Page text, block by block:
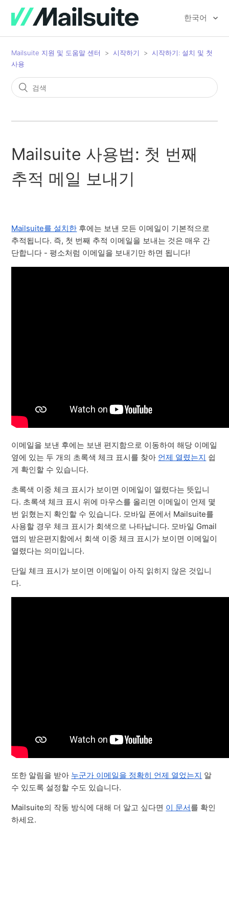
한국어
Mailsuite 지원 및 도움말 센터 시작하기
시작하기: 설치 및 첫
사용
Mailsuite 사용법: 첫 번째
추적 메일 보내기
Mailsuite를 설치한 후에는 보낸 모든 이메일이 기본적으로
추적됩니다. 즉, 첫 번째 추적 이메일을 보내는 것은 매우 간
단합니다 - 평소처럼 이메일을 보내기만 하면 됩니다!
이메일을 보낸 후에는 보낸 편지함으로 이동하여 해당 이메일
옆에 있는 두 개의 초록색 체크 표시를 찾아 언제 열렸는지 쉽
게 확인할 수 있습니다.
초록색 이중 체크 표시가 보이면 이메일이 열렸다는 뜻입니
다. 초록색 체크 표시 위에 마우스를 올리면 이메일이 언제 몇
번 읽혔는지 확인할 수 있습니다. 모바일 폰에서 Mailsuite를
사용할 경우 체크 표시가 회색으로 나타납니다. 모바일 Gmail
앱의 받은편지함에서 회색 이중 체크 표시가 보이면 이메일이
열렸다는 의미입니다.
단일 체크 표시가 보이면 이메일이 아직 읽히지 않은 것입니
다.
또한 알림을 받아 누군가 이메일을 정확히 언제 열었는지 알
수 있도록 설정할 수도 있습니다.
Mailsuite의 작동 방식에 대해 더 알고 싶다면 이 문서를 확인
하세요.